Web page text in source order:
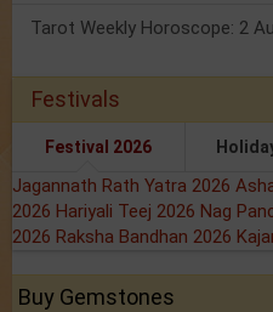
Tarot Weekly Horoscope: 2
Festivals
Festival 2026
Jagannath Rath Yatra 2026
2026 Hariyali Teej 2026 Nag
2026 Raksha Bandhan 2026
Buy Gemstones